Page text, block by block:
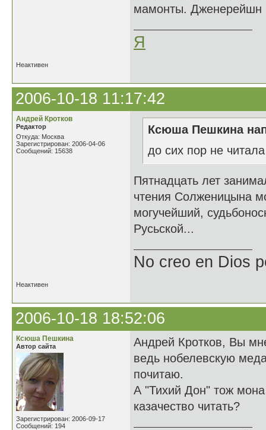
мамонты. Дженерейшн
Я
Неактивен
2006-10-18 11:17:42
Андрей Кротков
Редактор
Откуда: Москва
Зарегистрирован: 2006-04-06
Сообщений: 15638
Ксюша Пешкина
до сих пор не
Пятнадцать лет
чтения Солженицына
могучейший,
Русьской...
No creo en Dios
Неактивен
2006-10-18 18:52:06
Ксюша Пешкина
Автор сайта
Зарегистрирован: 2006-09-17
Сообщений: 194
Андрей Кротков, Вы
ведь нобелевскую
почитаю.
А "Тихий Дон" тож мона
казачество читать?